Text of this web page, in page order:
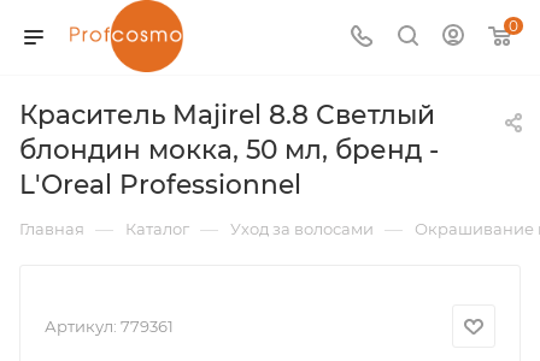
0
Краситель Majirel 8.8 Светлый
блондин мокка, 50 мл, бренд -
L'Oreal Professionnel
Главная — Каталог — Уход за волосами — Окрашивание
Артикул: 779361